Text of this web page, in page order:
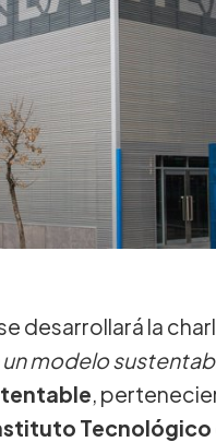
desarrollará la
modelo
,
Tecnológico